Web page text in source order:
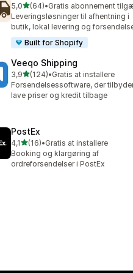
5,0ud af 5 stjerner
(64)
64 anmeldelser i alt
•
Leveringsløsninger til afhentning i
butik, lokal levering og
Built for Shopify
Veeqo Shipping
3,9ud af 5 stjerner
(124)
124 anmeldelser i alt
•Gratis at installere
Forsendelsessoftware, der
lave priser og kredit tilbage
PostEx
4,1ud af 5 stjerner
(16)
16 anmeldelser i alt
•Gratis at installere
Booking og klargøring af
ordreforsendelser i PostEx